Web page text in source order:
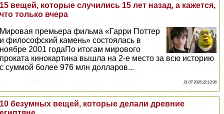
15 вещей, которые случились 15 лет назад, а кажется,
что только вчера
Мировая премьера фильма «Гарри Поттер
и философский камень» состоялась в
ноябре 2001 годаПо итогам мирового
проката кинокартина вышла на 2-е место за всю историю
с суммой более 976 млн долларов...
21 07 2026 22:13:36
10 безумных вещей, которые делали древние